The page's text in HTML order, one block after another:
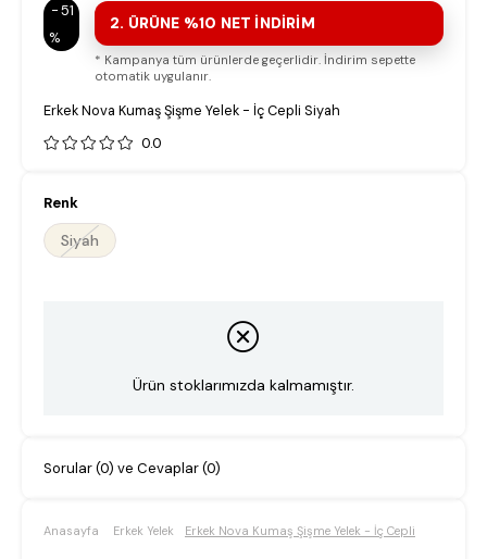
51
2. ÜRÜNE %10 NET İNDİRİM
* Kampanya tüm ürünlerde geçerlidir. İndirim sepette
otomatik uygulanır.
Erkek Nova Kumaş Şişme Yelek - İç Cepli Siyah
0.0
Renk
Siyah
Ürün stoklarımızda kalmamıştır.
Sorular (0) ve Cevaplar (0)
Anasayfa Erkek Yelek Erkek Nova Kumaş Şişme Yelek - İç Cepli